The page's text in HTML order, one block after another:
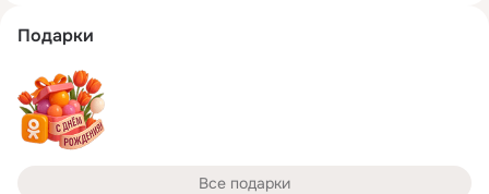
Подарки
Все подарки